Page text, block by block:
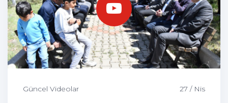
Güncel Videolar 27 / Nis